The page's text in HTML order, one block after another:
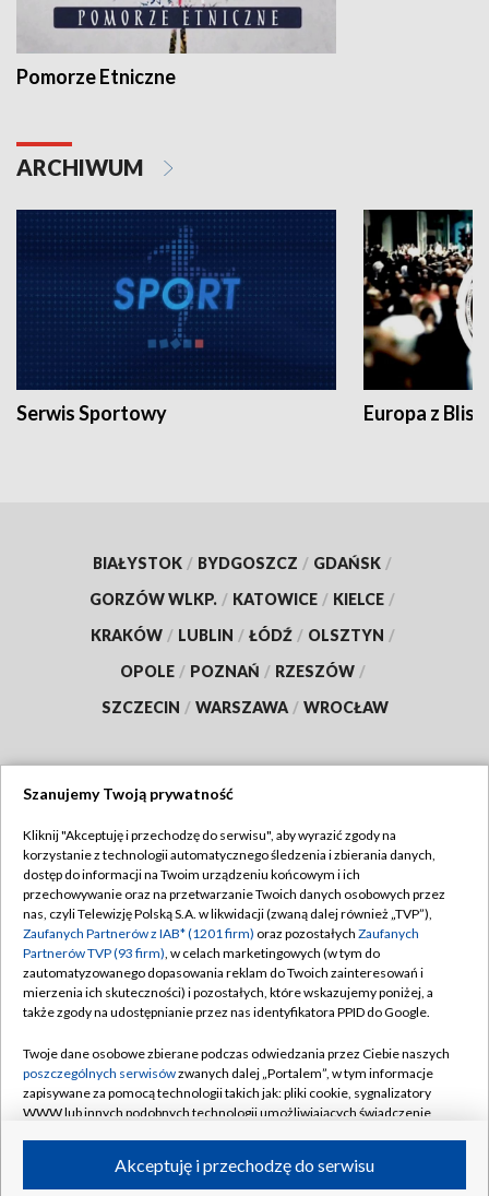
Pomorze Etniczne
ARCHIWUM
Serwis Sportowy Europa z
BIAŁYSTOK / BYDGOSZCZ / GDAŃSK /
GORZÓW WLKP. / KATOWICE / KIELCE /
KRAKÓW / LUBLIN / ŁÓDŹ / OLSZTYN /
OPOLE / POZNAŃ / RZESZÓW /
SZCZECIN / WARSZAWA / WROCŁAW
TVP
Abonament TVP
Emisja w TVP
Centrum informacji TVP
Naziemna Telewizja Cyfrowa
Rada Programowa
System NOS
Informacje o nadawcy
Program dla prasy
Regulamin TVP
Polityka prywatności
Moje zgody
Pomoc
Kontakt
Kanały
Szanujemy Twoją prywatność
Kliknij "Akceptuję i przechodzę do serwisu", aby wyrazić zgody na
korzystanie z technologii automatycznego śledzenia i zbierania danych,
dostęp do informacji na Twoim urządzeniu końcowym i ich
przechowywanie oraz na przetwarzanie Twoich danych osobowych przez
nas, czyli Telewizję Polską S.A. w likwidacji (zwaną dalej również „TVP”),
Zaufanych Partnerów z IAB* (1201 firm) oraz pozostałych Zaufanych
Partnerów TVP (93 firm), w celach marketingowych (w tym do
zautomatyzowanego dopasowania reklam do Twoich zainteresowań i
mierzenia ich skuteczności) i pozostałych, które wskazujemy poniżej, a
także zgody na udostępnianie przez nas identyfikatora PPID do Google.
Twoje dane osobowe zbierane podczas odwiedzania przez Ciebie naszych
poszczególnych serwisówzwanych dalej „Portalem”, w tym informacje
zapisywane za pomocą technologii takich jak: pliki cookie, sygnalizatory
WWW lub innych podobnych technologii umożliwiających świadczenie
ruchu w Internecie.Akceptuję i przechodzę do serwisu